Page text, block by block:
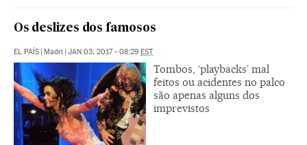
Os deslizes dos famosos
EL PAÍS | Madri | JAN 03, 2017 - 08:29 EST
Tombos, ‘playbacks’ mal
feitos ou acidentes no palco
são apenas alguns dos
imprevistos